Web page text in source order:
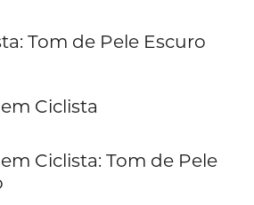
Tom de Pele Escuro
Ciclista
Ciclista: Tom de Pele